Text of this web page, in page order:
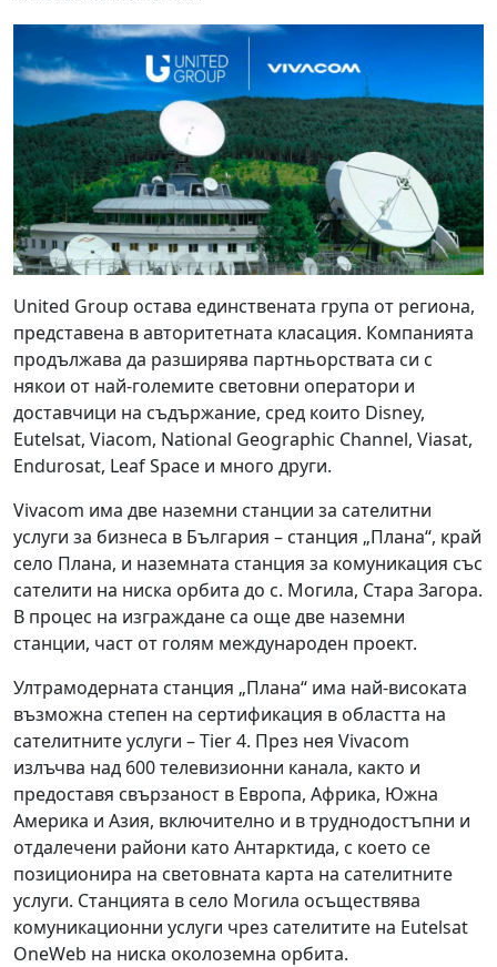
United Group остава единствената група от региона,
представена в авторитетната класация. Компанията
продължава да разширява партньорствата си с
някои от най-големите световни оператори и
доставчици на съдържание, сред които Disney,
Eutelsat, Viacom, National Geographic Channel, Viasat,
Endurosat, Leaf Space и много други.
Vivacom има две наземни станции за сателитни
услуги за бизнеса в България – станция „Плана“, край
село Плана, и наземната станция за комуникация със
сателити на ниска орбита до с. Могила, Стара Загора.
В процес на изграждане са още две наземни
станции, част от голям международен проект.
Ултрамодерната станция „Плана“ има най-високата
възможна степен на сертификация в областта на
сателитните услуги – Tier 4. През нея Vivacom
излъчва над 600 телевизионни канала, както и
предоставя свързаност в Европа, Африка, Южна
Америка и Азия, включително и в труднодостъпни и
отдалечени райони като Антарктида, с което се
позиционира на световната карта на сателитните
услуги. Станцията в село Могила осъществява
комуникационни услуги чрез сателитите на Eutelsat
OneWeb на ниска околоземна орбита.